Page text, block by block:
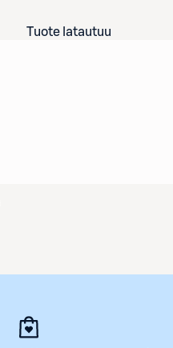
Tuote latautuu